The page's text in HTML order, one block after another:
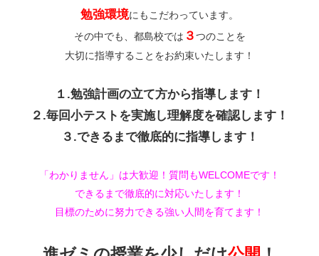
勉強環境にもこだわっています。
その中でも、都島校では ３つのことを
大切に指導することをお約束いたします！
１.勉強計画の立て方から指導します！
２.毎回小テストを実施し理解度を確認します！
３.できるまで徹底的に指導します！
「わかりません」は大歓迎！質問もWELCOMEです！
できるまで徹底的に対応いたします！
目標のために努力できる強い人間を育てます！